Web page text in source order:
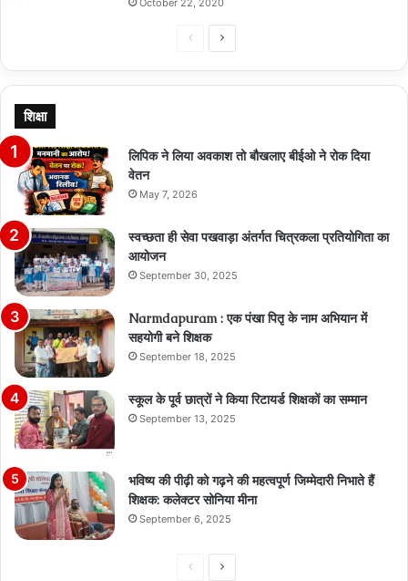
PreviousNext
शिक्षा
लिपिक ने लिया अवकाश तो बौखलाए बीईओ ने रोक दिया
वेतन
May 7, 2026
स्वच्छता ही सेवा पखवाड़ा अंतर्गत चित्रकला प्रतियोगिता का
आयोजन
September 30, 2025
Narmdapuram : एक पंखा पितृ के नाम अभियान में
सहयोगी बने शिक्षक
September 18, 2025
स्कूल के पूर्व छात्रों ने किया रिटायर्ड शिक्षकों का सम्मान
September 13, 2025
भविष्य की पीढ़ी को गढ़ने की महत्वपूर्ण जिम्मेदारी निभाते हैं
शिक्षक: कलेक्टर सोनिया मीना
September 6, 2025
PreviousNext